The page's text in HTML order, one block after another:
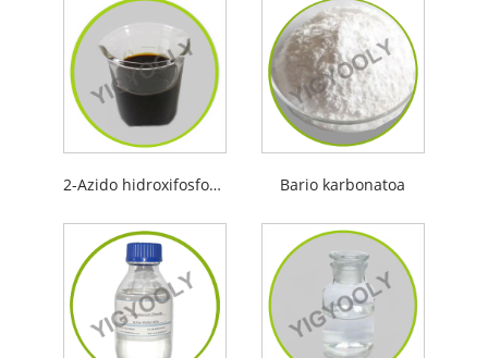
2-Azido hidroxifosfonoacetikoa Bario karbonatoa